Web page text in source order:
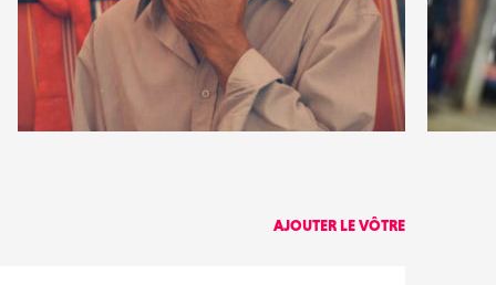
13
AJOUTER LE VÔTRE